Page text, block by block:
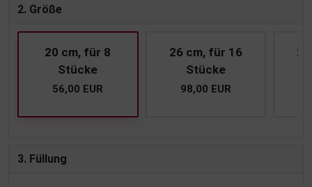
2. Größe
20 cm, für 8
Stücke
56,00 EUR
26 cm, für 16
Stücke
98,00 EUR
3. Füllung